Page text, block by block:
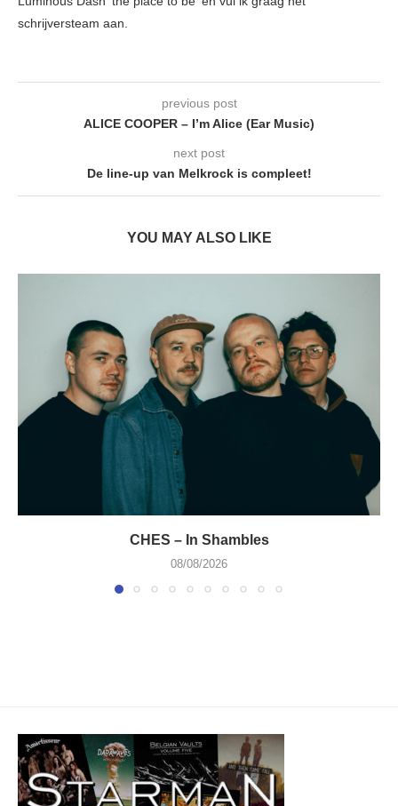
schrijversteam aan.
previous post
ALICE COOPER – I’m Alice (Ear Music)
next post
De line-up van Melkrock is compleet!
YOU MAY ALSO LIKE
CHES – In Shambles
08/08/2026